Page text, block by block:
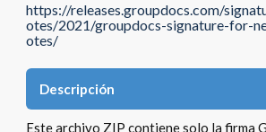
https://releases.groupdocs.com/
otes/2021/groupdocs-signature-for-
otes/
Descripción
Este archivo ZIP contiene solo la firma